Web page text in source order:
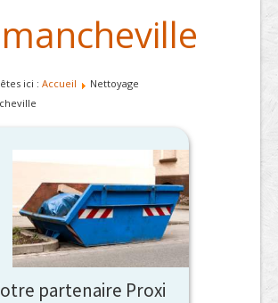
ici : Accueil
Nettoyage
partenaire Proxi